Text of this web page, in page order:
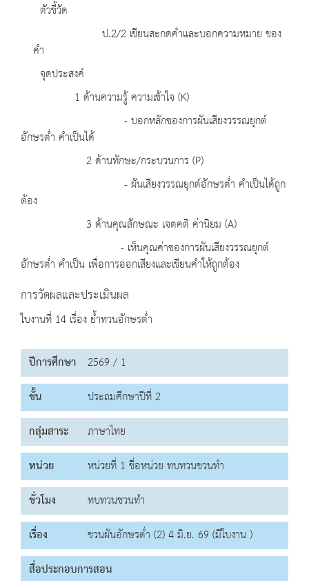
ตัวชี้วัด
ป.2/2 เขียนสะกดคำและบอกความหมาย ของ
คำ
จุดประสงค์
1 ด้านความรู้ ความเข้าใจ (K)
- บอกหลักของการผันเสียงวรรณยุกต์
อักษรต่ำ คำเป็นได้
2 ด้านทักษะ/กระบวนการ (P)
- ผันเสียงวรรณยุกต์อักษรต่ำ คำเป็นได้ถูก
ต้อง
3 ด้านคุณลักษณะ เจตคติ ค่านิยม (A)
- เห็นคุณค่าของการผันเสียงวรรณยุกต์
อักษรต่ำ คำเป็น เพื่อการออกเสียงและเขียนคำให้ถูกต้อง
การวัดผลและประเมินผล
ใบงานที่ 14 เรื่อง ย้ำทวนอักษรต่ำ
ปีการศึกษา 2569 / 1
ชั้น
ประถมศึกษาปีที่ 2
กลุ่มสาระ
ภาษาไทย
หน่วย
หน่วยที่ 1 ชื่อหน่วย ทบทวนชวนทำ
ชั่วโมง
ทบทวนชวนทำ
เรื่อง
ชวนผันอักษรต่ำ (2) 4 มิ.ย. 69 (มีใบงาน )
สื่อประกอบการสอน